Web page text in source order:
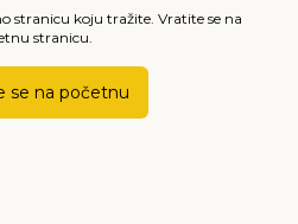
stranicu koju tražite. Vratite se na
stranicu.
se na početnu